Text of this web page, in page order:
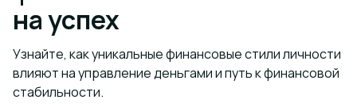
на успех
Узнайте, как уникальные финансовые стили личности
влияют на управление деньгами и путь к финансовой
стабильности.